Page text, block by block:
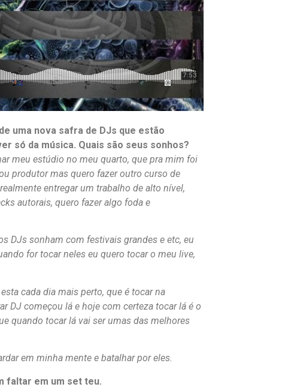
uma nova safra de DJs que estão
só da música. Quais são seus sonhos?
meu estúdio no meu quarto, que pra mim foi
produtor mas quero fazer outro curso de
entregar um trabalho de alto nível,
autorais, quero fazer algo foda e
DJs sonham com festivais grandes e etc, eu
for tocar neles eu quero tocar o meu live,
cada dia mais perto, que é tocar na
DJ começou lá e hoje com certeza tocar lá é o
quando tocar lá vai ser umas das melhores
em minha mente e batalhar por eles.
faltar em um set teu.